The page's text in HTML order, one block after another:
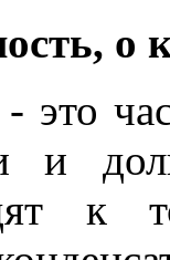
о
это
и
к